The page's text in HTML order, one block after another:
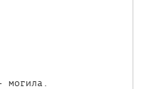
могила.